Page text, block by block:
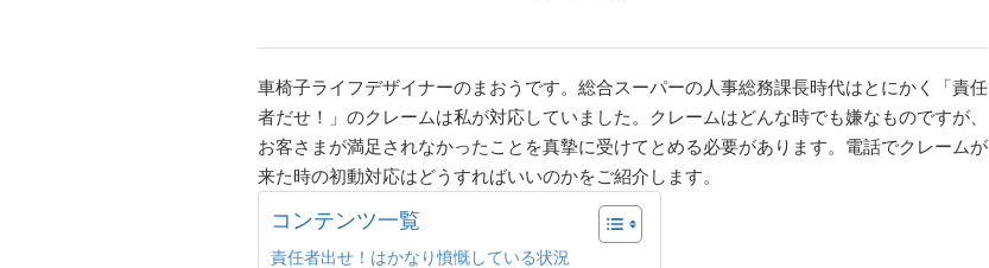
車椅子ライフデザイナーのまおうです。総合スーパーの人事総務課長時代はとにかく「責任
者だせ！」のクレームは私が対応していました。クレームはどんな時でも嫌なものですが、
お客さまが満足されなかったことを真摯に受けてとめる必要があります。電話でクレームが
来た時の初動対応はどうすればいいのかをご紹介します。
コンテンツ一覧
責任者出せ！はかなり憤慨している状況